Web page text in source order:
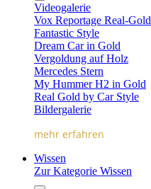
Videogalerie
Vox Reportage Real-Gold
Fantastic Style
Dream Car in Gold
Vergoldung auf Holz
Mercedes Stern
My Hummer H2 in Gold
Real Gold by Car Style
Bildergalerie
mehr erfahren
Wissen
Zur Kategorie Wissen